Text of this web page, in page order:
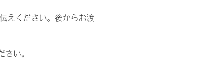
えください。後からお渡
い。